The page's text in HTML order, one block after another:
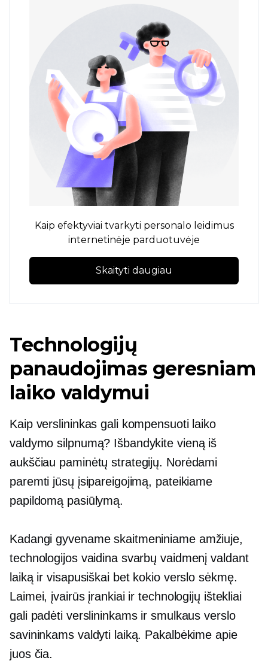
Kaip efektyviai tvarkyti personalo leidimus
internetinėje parduotuvėje
Skaityti daugiau
Technologijų
panaudojimas geresniam
laiko valdymui
Kaip verslininkas gali kompensuoti laiko
valdymo silpnumą? Išbandykite vieną iš
aukščiau paminėtų strategijų. Norėdami
paremti jūsų įsipareigojimą, pateikiame
papildomą pasiūlymą.
Kadangi gyvename skaitmeniniame amžiuje,
technologijos vaidina svarbų vaidmenį valdant
laiką ir visapusiškai bet kokio verslo sėkmę.
Laimei, įvairūs įrankiai ir technologijų ištekliai
gali padėti verslininkams ir smulkaus verslo
savininkams valdyti laiką. Pakalbėkime apie
juos čia.